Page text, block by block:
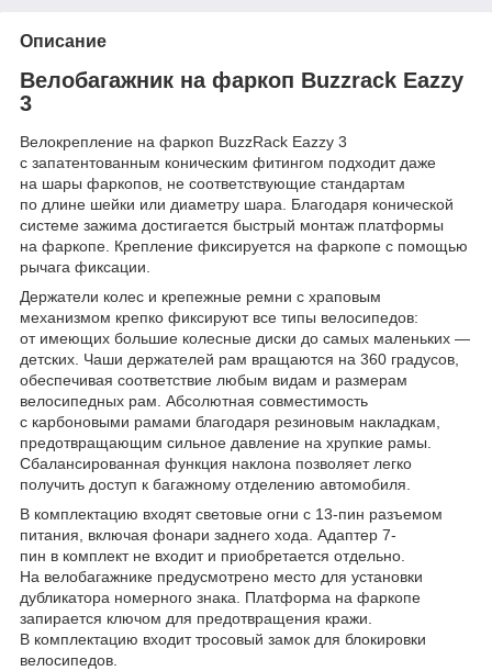
Описание
Велобагажник на фаркоп Buzzrack Eazzy
3
Велокрепление на фаркоп BuzzRack Eazzy 3
с запатентованным коническим фитингом подходит даже
на шары фаркопов, не соответствующие стандартам
по длине шейки или диаметру шара. Благодаря конической
системе зажима достигается быстрый монтаж платформы
на фаркопе. Крепление фиксируется на фаркопе с помощью
рычага фиксации.
Держатели колес и крепежные ремни с храповым
механизмом крепко фиксируют все типы велосипедов:
от имеющих большие колесные диски до самых маленьких —
детских. Чаши держателей рам вращаются на 360 градусов,
обеспечивая соответствие любым видам и размерам
велосипедных рам. Абсолютная совместимость
с карбоновыми рамами благодаря резиновым накладкам,
предотвращающим сильное давление на хрупкие рамы.
Сбалансированная функция наклона позволяет легко
получить доступ к багажному отделению автомобиля.
В комплектацию входят световые огни с 13-пин разъемом
питания, включая фонари заднего хода. Адаптер 7-
пин в комплект не входит и приобретается отдельно.
На велобагажнике предусмотрено место для установки
дубликатора номерного знака. Платформа на фаркопе
запирается ключом для предотвращения кражи.
В комплектацию входит тросовый замок для блокировки
велосипедов.